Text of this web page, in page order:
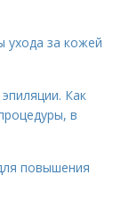
ухода за кожей
Как
в
повышения